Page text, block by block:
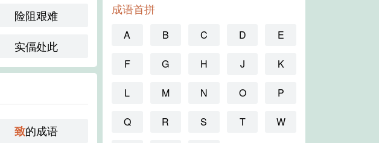
险阻艰难
实偪处此
致的成语
成语首拼
A B C D E
F G H J K
L M N O P
Q R S T W